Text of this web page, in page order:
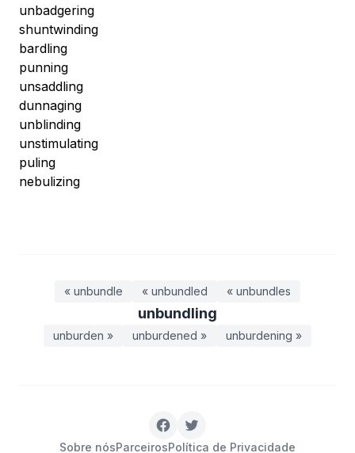
unbadgering
shuntwinding
bardling
punning
unsaddling
dunnaging
unblinding
unstimulating
puling
nebulizing
« unbundle « unbundled « unbundles
unbundling
unburden » unburdened » unburdening »
Sobre nósParceirosPolítica de Privacidade